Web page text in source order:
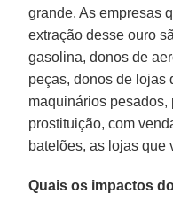
grande. As empresas
extração desse ouro
gasolina, donos de
peças, donos de lojas
maquinários pesados,
prostituição, com
batelões, as lojas que
Quais os impactos